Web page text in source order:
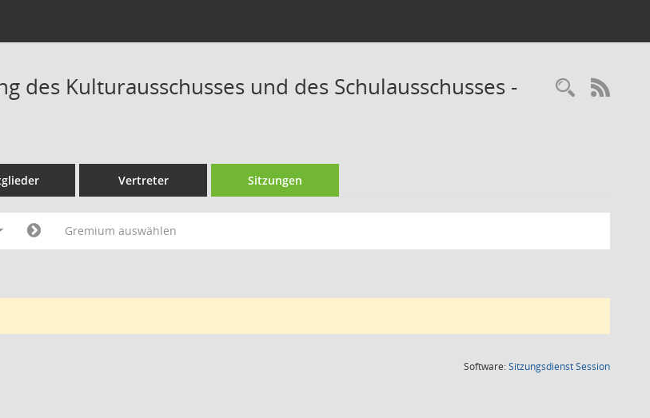
des Kulturausschusses und des Schulausschusses -
Vertreter Sitzungen
Gremium auswählen
Software:SitzungsdienstSession(Wird in